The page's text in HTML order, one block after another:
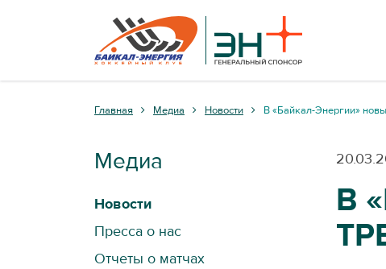
Главная Медиа Новости В «Байкал-Энергии»
В
Медиа
Новости
Пресса о нас
Отчеты о матчах